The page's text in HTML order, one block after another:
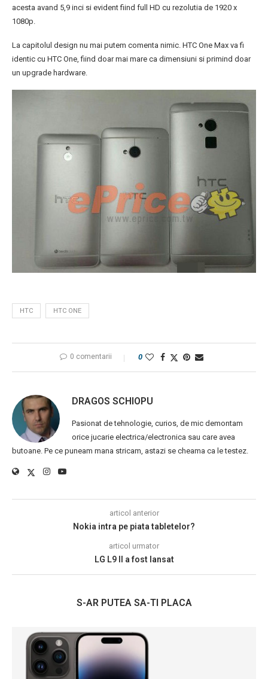
acesta avand 5,9 inci si evident fiind full HD cu rezolutia de 1920 x
1080p.
La capitolul design nu mai putem comenta nimic. HTC One Max va fi
identic cu HTC One, fiind doar mai mare ca dimensiuni si primind doar
un upgrade hardware.
HTC HTC ONE
0 comentarii 0
DRAGOS SCHIOPU
Pasionat de tehnologie, curios, de mic demontam
orice jucarie electrica/electronica sau care avea
butoane. Pe ce puneam mana stricam, astazi se cheama ca le testez.
articol anterior
Nokia intra pe piata tabletelor?
articol urmator
LG L9 II a fost lansat
S-AR PUTEA SA-TI PLACA